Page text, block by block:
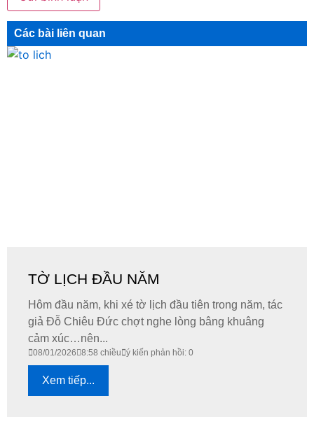
Các bài liên quan
TỜ LỊCH ĐẦU NĂM
Hôm đầu năm, khi xé tờ lịch đầu tiên trong năm, tác
giả Đỗ Chiêu Đức chợt nghe lòng bâng khuâng
cảm xúc…nên...
08/01/2026 8:58 chiều ý kiến phản hồi: 0
Xem tiếp...